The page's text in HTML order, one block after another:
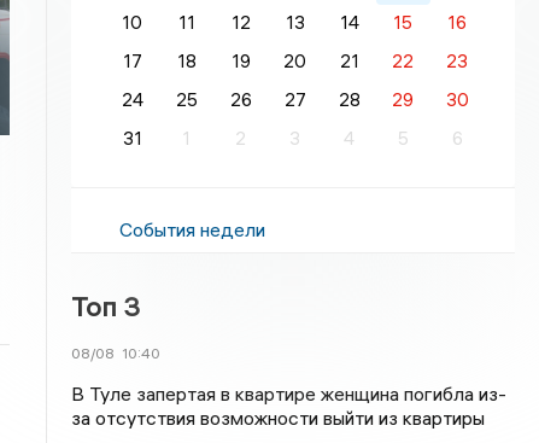
10
11 12 13 14 15
16
17
18 19 20 21 22
23
24
25 26 27 28 29
30
31
1 2 3 4 5 6
События недели
Топ 3
08/08 10:40
В Туле запертая в квартире женщина погибла из-
за отсутствия возможности выйти из квартиры